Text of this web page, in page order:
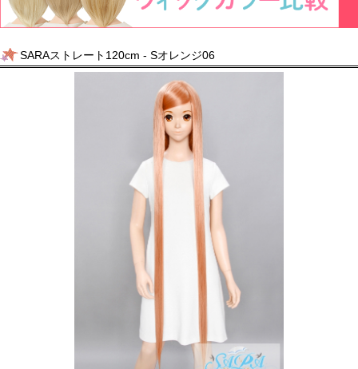
SARAストレート120cm - Sオレンジ06